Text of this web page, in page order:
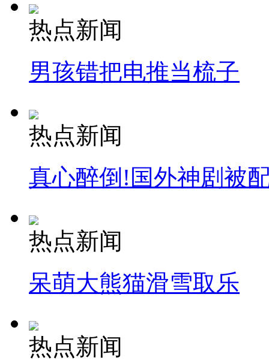
热点新闻
男孩错把电推当梳子
热点新闻
真心醉倒!国外神剧被
热点新闻
呆萌大熊猫滑雪取乐
热点新闻